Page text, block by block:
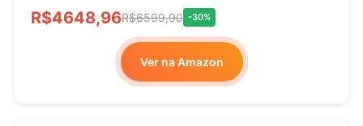
R$4648,96R$6599,90 -30%
Ver na Amazon